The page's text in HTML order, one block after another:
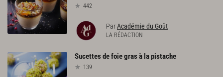
442
ParAcadémie du Goût
LA RÉDACTION
Sucettesdefoiegrasà lapistache
139